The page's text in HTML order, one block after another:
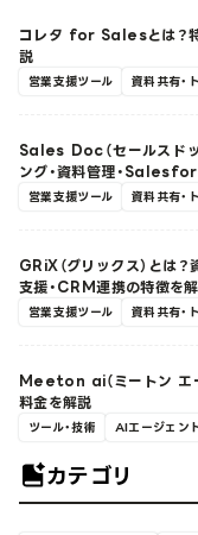
コレタ for Salesとは？特
説
営業支援ツール 資料共有・
Sales Doc（セールスド
ング・資料管理・
営業支援ツール 資料共有・
GRiX（グリックス）とは
支援・CRM連携の特徴を
営業支援ツール 資料共有・
Meeton ai（ミートン エ
料金を解説
ツール・技術 AIエージェン
カテゴリ